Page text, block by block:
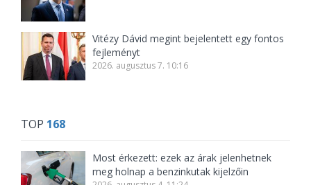
Vitézy Dávid megint bejelentett egy fontos
fejleményt
2026. augusztus 7. 10:16
TOP 168
Most érkezett: ezek az árak jelenhetnek
meg holnap a benzinkutak kijelzőin